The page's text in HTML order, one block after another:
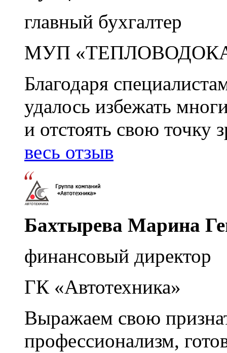
главный бухгалтер
МУП
Благодаря
удалось избежать
и отстоять свою
весь отзыв
Бахтырева Марина
финансовый директор
ГК «Автотехника»
Выражаем свою
профессионализм,